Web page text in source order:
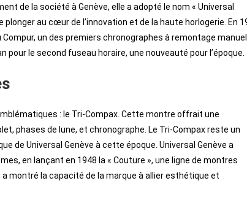
de la société à Genève, elle a adopté le nom « Universal
au cœur de l’innovation et de la haute horlogerie. En
un des premiers chronographes à remontage
le second fuseau horaire, une nouveauté pour l’époque.
: le Tri-Compax. Cette montre offrait une
phases de lune, et chronographe. Le Tri-Compax reste un
de Universal Genève à cette époque. Universal Genève a
en lançant en 1948 la « Couture », une ligne de montres
montré la capacité de la marque à allier esthétique et